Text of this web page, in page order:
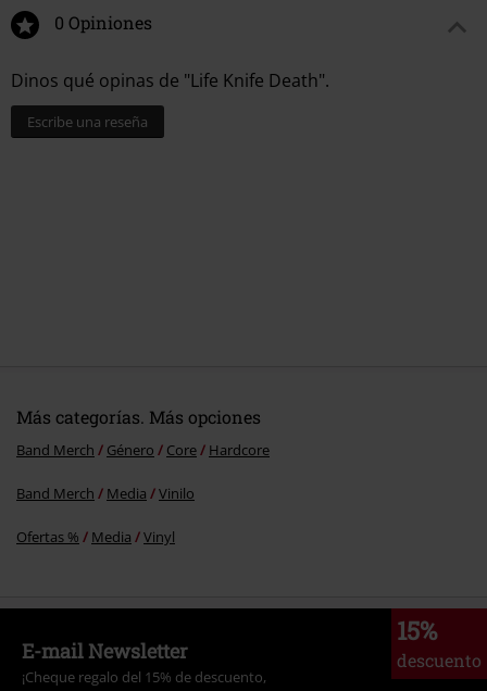
Puede que te guste
0 Opiniones
Dinos qué opinas de "Life Knife Death".
Escribe una reseña
Más categorías. Más opciones
Band Merch Género Core Hardcore
Band Merch Media Vinilo
Ofertas % Media Vinyl
15%
descuento
E-mail Newsletter
¡Cheque regalo del 15% de descuento,